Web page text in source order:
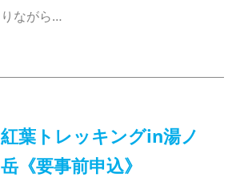
りながら…
紅葉トレッキングin湯ノ
岳《要事前申込》